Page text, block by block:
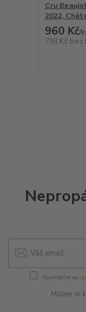
Cru
2022,
960 Kč/
793 Kč bez
Souhlasím se
Můžete